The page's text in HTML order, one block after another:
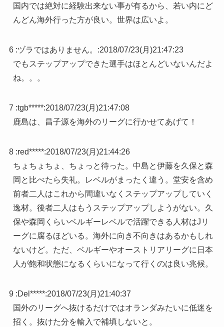
国内では絶対に経験出来ない事が有るから、若い内にど
んどん海外行った方が良い。世界は広いよ。
6 :ヅラではありません。 :2018/07/23(月)21:47:23
でもステップアップできた選手はほとんどいないんだよ
ね。。。
7 :tgb*****:2018/07/23(月)21:47:08
鹿島は、昌子源を海外のリーグに行かせてあげて！
8 :red*****:2018/07/23(月)21:44:26
ちょちょちょ、ちょっと待った。中島と伊藤を久保と森
岡と比べたら失礼。レベルがまったく違う。堂安を含め
前者二人はこれから間違いなくステップアップしていく
逸材。後者二人はもうステップアップしようがない。久
保や森岡くらいベルギーレベルで活躍できる人材はJリ
ーグに腐るほどいる。海外に向き不向きはあるかもしれ
ないけど。ただ、ベルギーやオーストリアリーグに日本
人が飽和状態になるくらいになって行くのは良い兆候。
9 :Del*****:2018/07/23(月)21:40:37
国外のリーグへ抜けるだけではオランダみたいに低迷を
招く。抜けた分を輸入で補填しないと。